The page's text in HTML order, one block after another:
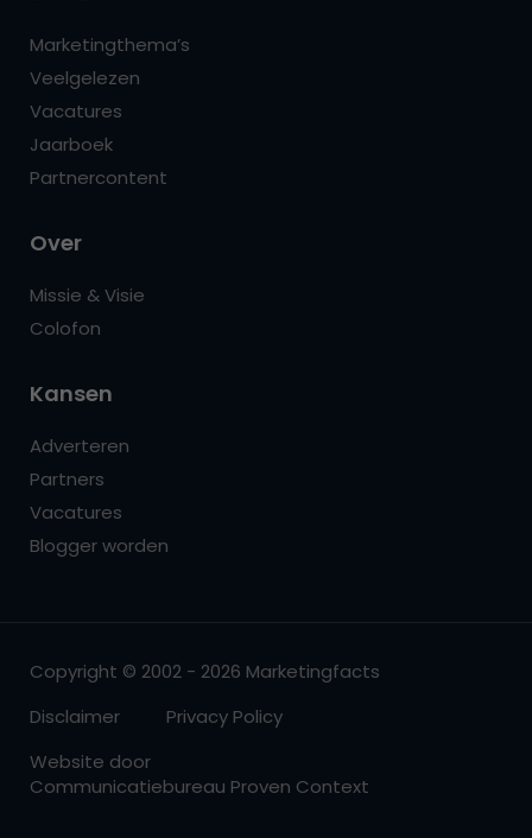
Marketingthema’s
Veelgelezen
Vacatures
Jaarboek
Partnercontent
Over
Missie & Visie
Colofon
Kansen
Adverteren
Partners
Vacatures
Blogger worden
Copyright © 2002 - 2026 Marketingfacts
Disclaimer
Privacy Policy
Website door
Communicatiebureau Proven Context